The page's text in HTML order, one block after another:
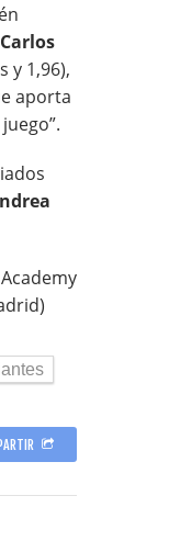
Carlos
y 1,96),
aporta